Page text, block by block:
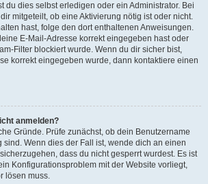
du dies selbst erledigen oder ein Administrator. Bei
mitgeteilt, ob eine Aktivierung nötig ist oder nicht.
hast, folge den dort enthaltenen Anweisungen.
E-Mail-Adresse korrekt eingegeben hast oder
Filter blockiert wurde. Wenn du dir sicher bist,
korrekt eingegeben wurde, dann kontaktiere einen
anmelden?
Gründe. Prüfe zunächst, ob dein Benutzername
sind. Wenn dies der Fall ist, wende dich an einen
dass du nicht gesperrt wurdest. Es ist
Konfigurationsproblem mit der Website vorliegt,
lösen muss.